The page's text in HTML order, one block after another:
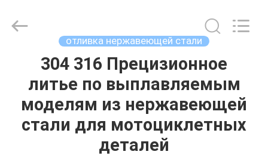
ДОМОЙ
ПРОДУКТЫ
ВИДЕОЗАПИСИ
Foundry
CO.,LTD.
отливка нержавеющей стали
304 316 Прецизионное
литье по выплавляемым
моделям из нержавеющей
стали для мотоциклетных
деталей